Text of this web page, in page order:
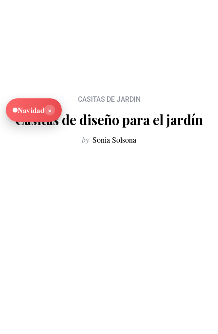
CASITAS DE JARDIN
Casitas de diseño para el jardín
by Sonia Solsona
Navidad ×